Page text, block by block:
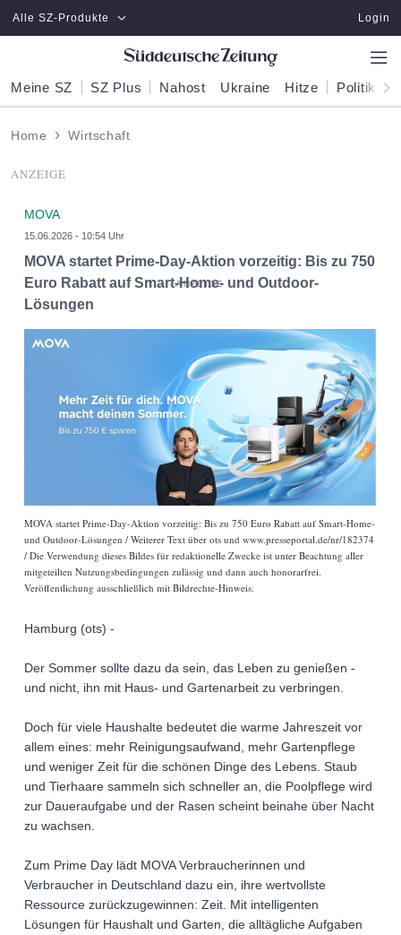
Zum Hauptinhalt springen
Alle SZ-Produkte Login
Meine SZ SZ Plus Nahost Ukraine Hitze Politik
Home Wirtschaft
ANZEIGE
MOVA
15.06.2026 - 10:54 Uhr
MOVA startet Prime-Day-Aktion vorzeitig: Bis zu 750
Euro Rabatt auf Smart-Home- und Outdoor-
Lösungen
MOVA startet Prime-Day-Aktion vorzeitig: Bis zu 750 Euro Rabatt auf Smart-Home-
und Outdoor-Lösungen / Weiterer Text über ots und www.presseportal.de/nr/182374
/ Die Verwendung dieses Bildes für redaktionelle Zwecke ist unter Beachtung aller
mitgeteilten Nutzungsbedingungen zulässig und dann auch honorarfrei.
Veröffentlichung ausschließlich mit Bildrechte-Hinweis.
Hamburg (ots) -
Der Sommer sollte dazu da sein, das Leben zu genießen -
und nicht, ihn mit Haus- und Gartenarbeit zu verbringen.
Doch für viele Haushalte bedeutet die warme Jahreszeit vor
allem eines: mehr Reinigungsaufwand, mehr Gartenpflege
und weniger Zeit für die schönen Dinge des Lebens. Staub
und Tierhaare sammeln sich schneller an, die Poolpflege wird
zur Daueraufgabe und der Rasen scheint beinahe über Nacht
zu wachsen.
Zum Prime Day lädt MOVA Verbraucherinnen und
Verbraucher in Deutschland dazu ein, ihre wertvollste
Ressource zurückzugewinnen: Zeit. Mit intelligenten
Lösungen für Haushalt und Garten, die alltägliche Aufgaben